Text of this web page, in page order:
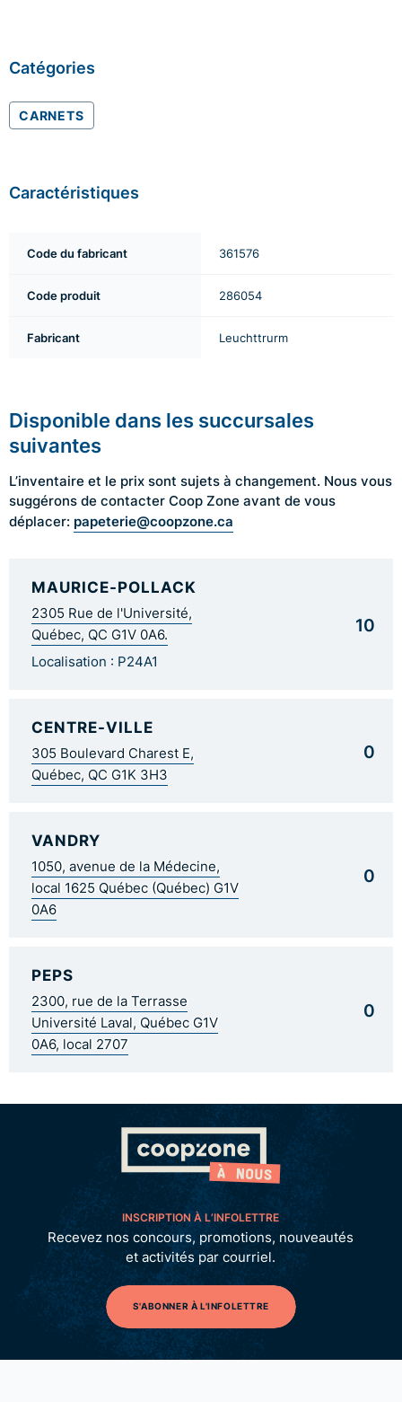
Catégories
CARNETS
Caractéristiques
Code du fabricant 361576
Code produit 286054
Fabricant Leuchttrurm
Disponible dans les succursales
suivantes
L’inventaire et le prix sont sujets à changement. Nous vous
suggérons de contacter Coop Zone avant de vous
déplacer: papeterie@coopzone.ca
MAURICE-POLLACK
2305 Rue de l'Université,
Québec, QC G1V 0A6.
Localisation : P24A1
10
CENTRE-VILLE
305 Boulevard Charest E,
Québec, QC G1K 3H3
0
VANDRY
1050, avenue de la Médecine,
local 1625 Québec (Québec) G1V
0A6
0
PEPS
2300, rue de la Terrasse
Université Laval, Québec G1V
0A6, local 2707
0
INSCRIPTION À L’INFOLETTRE
Recevez nos concours, promotions, nouveautés
et activités par courriel.
S'ABONNER À L'INFOLETTRE